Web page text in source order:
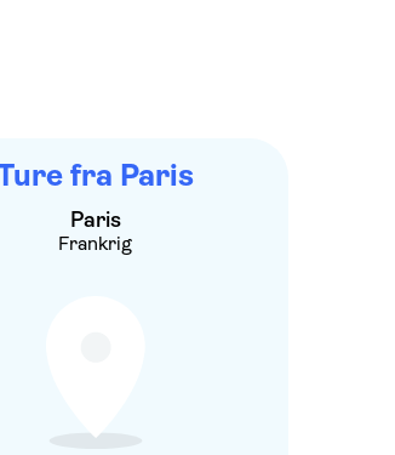
fra Paris
Paris
Frankrig